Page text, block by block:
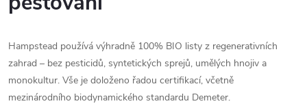
Hampstead používá výhradně 100% BIO listy z regenerativních
zahrad – bez pesticidů, syntetických sprejů, umělých hnojiv a
monokultur. Vše je doloženo řadou certifikací, včetně
mezinárodního biodynamického standardu Demeter.